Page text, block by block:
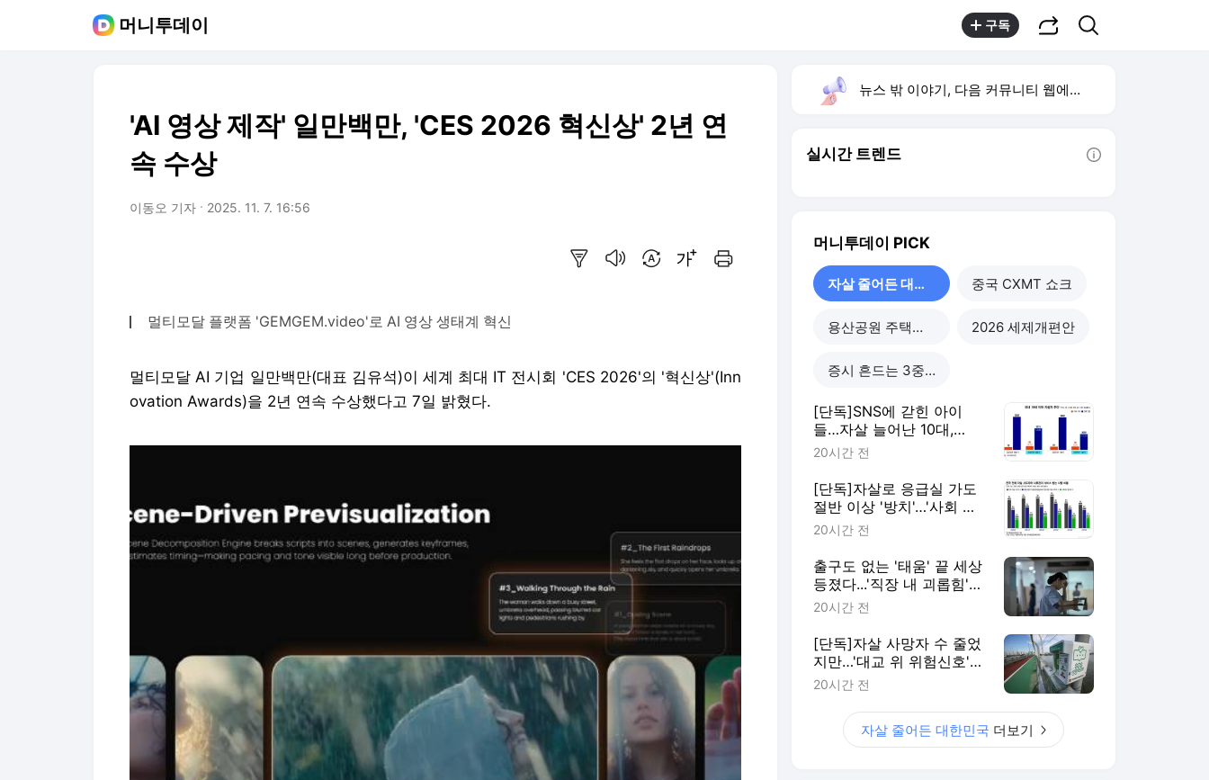
머니투데이 구독
'AI 영상 제작' 일만백만, 'CES 2026 혁신상' 2년 연
속 수상
이동오 기자 2025. 11. 7. 16:56
멀티모달 플랫폼 'GEMGEM.video'로 AI 영상 생태계 혁신
멀티모달 AI 기업 일만백만(대표 김유석)이 세계 최대 IT 전시회 'CES 2026'의 '혁신상'(Inn
ovation Awards)을 2년 연속 수상했다고 7일 밝혔다.
뉴스 밖 이야기, 다음 커뮤니티 웹에서 보기
실시간 트렌드
머니투데이 PICK
자살 줄어든 대한민국 중국 CXMT 쇼크
용산공원 주택공급 2026 세제개편안
증시 흔드는 3중 쏠림
[단독]SNS에 갇힌 아이
들…자살 늘어난 10대,
40%가 '대인관계' 호소
20시간 전
[단독]자살로 응급실 가도
절반 이상 '방치'…'사회 안
전망' 재설계해야
20시간 전
출구도 없는 '태움' 끝 세상
등졌다...'직장 내 괴롭힘'
더 위험한 이유
20시간 전
[단독]자살 사망자 수 줄었
지만…'대교 위 위험신호'
늘었다
20시간 전
자살 줄어든 대한민국 더보기